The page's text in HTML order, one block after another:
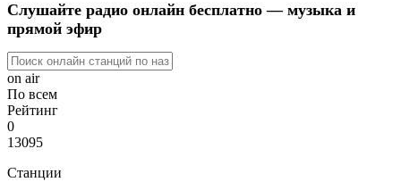
Слушайте радио онлайн бесплатно — музыка и
прямой эфир
on air
По всем
Рейтинг
0
13095
Станции